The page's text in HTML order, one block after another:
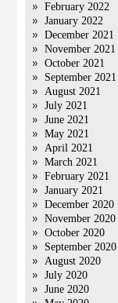
February 2022
January 2022
December 2021
November 2021
October 2021
September 2021
August 2021
July 2021
June 2021
May 2021
April 2021
March 2021
February 2021
January 2021
December 2020
November 2020
October 2020
September 2020
August 2020
July 2020
June 2020